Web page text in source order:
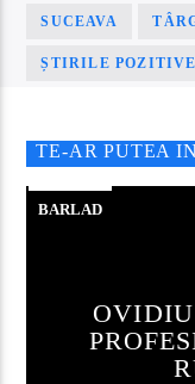
SUCEAVA
ȘTIRILE
TE-AR PUTEA
BARLAD